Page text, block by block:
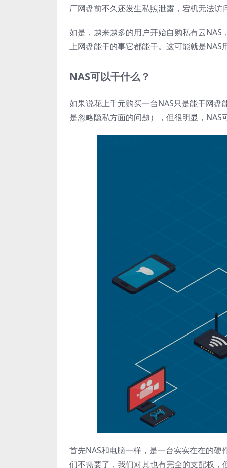
厂网盘前不久还发生私照泄露，宕机无法访
如是，越来越多的用户开始自购私有云
上网盘能干的事它都能干。这可能就是NAS
NAS可以干什么？
如果说花上千元购买一台NAS只是能干网
是忽略隐私方面的问题），但很明显，NAS
首先NAS和电脑一样，是一台实实在在的
们不需要了，我们对其也有完全的支配权